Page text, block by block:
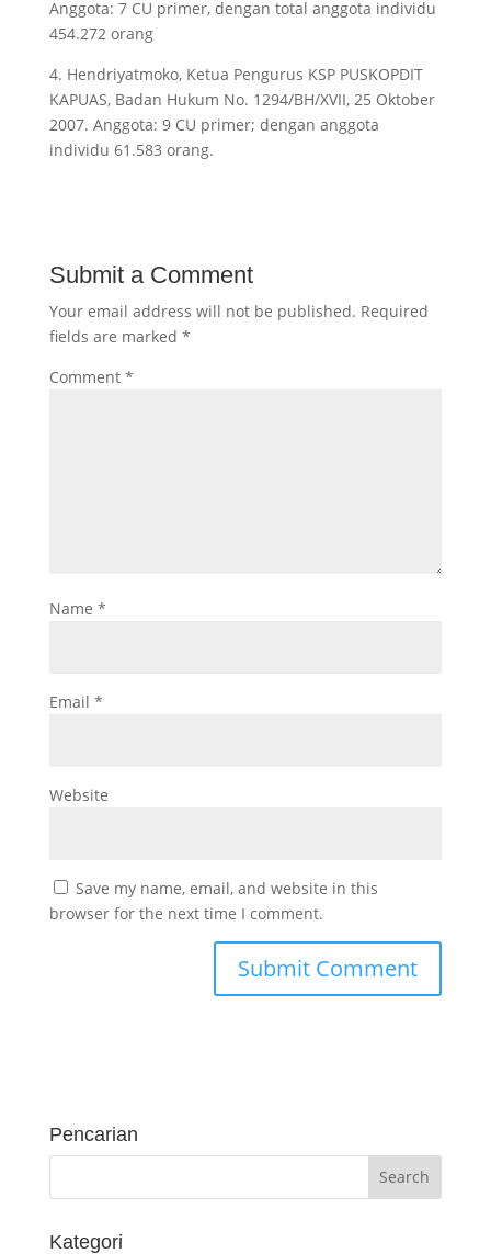
Anggota: 7 CU primer, dengan total anggota individu
454.272 orang
4. Hendriyatmoko, Ketua Pengurus KSP PUSKOPDIT
KAPUAS, Badan Hukum No. 1294/BH/XVII, 25 Oktober
2007. Anggota: 9 CU primer; dengan anggota
individu 61.583 orang.
Submit a Comment
Your email address will not be published. Required
fields are marked *
Comment *
Name *
Email *
Website
Save my name, email, and website in this
browser for the next time I comment.
Pencarian
Kategori